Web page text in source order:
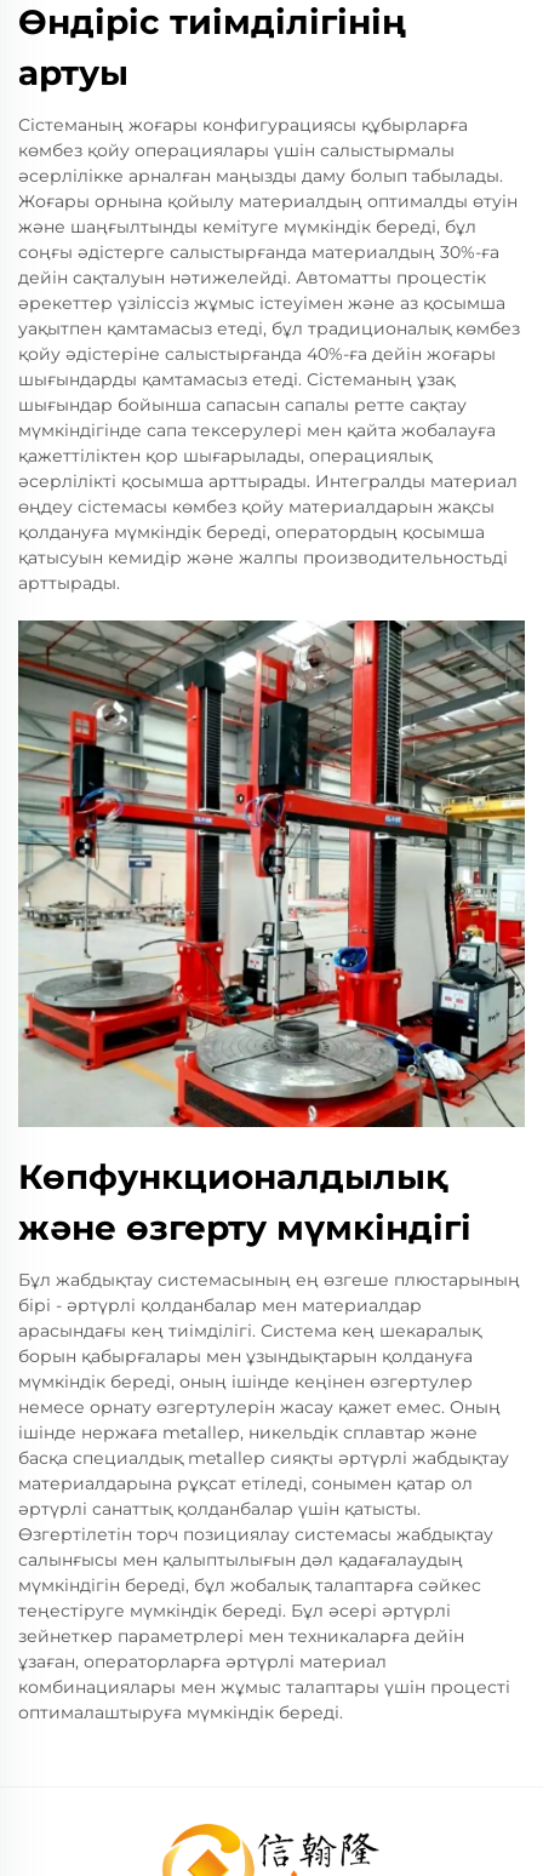
Өндіріс тиімділігінің
артуы
Сістеманың жоғары конфигурациясы құбырларға
көмбез қойу операциялары үшін салыстырмалы
әсерлілікке арналған маңызды даму болып табылады.
Жоғары орнына қойылу материалдың оптималды өтуін
және шаңғылтынды кемітуге мүмкіндік береді, бұл
соңғы әдістерге салыстырғанда материалдың 30%-ға
дейін сақталуын нәтижелейді. Автоматты процестік
әрекеттер үзіліссіз жұмыс істеуімен және аз қосымша
уақытпен қамтамасыз етеді, бұл традиционалық көмбез
қойу әдістеріне салыстырғанда 40%-ға дейін жоғары
шығындарды қамтамасыз етеді. Сістеманың ұзақ
шығындар бойынша сапасын сапалы ретте сақтау
мүмкіндігінде сапа тексерулері мен қайта жобалауға
қажеттіліктен қор шығарылады, операциялық
әсерлілікті қосымша арттырады. Интегралды материал
өңдеу сістемасы көмбез қойу материалдарын жақсы
қолдануға мүмкіндік береді, оператордың қосымша
қатысуын кемидір және жалпы производительностьді
арттырады.
Көпфункционалдылық
және өзгерту мүмкіндігі
Бұл жабдықтау системасының ең өзгеше плюстарының
бірі - әртүрлі қолданбалар мен материалдар
арасындағы кең тиімділігі. Система кең шекаралық
борын қабырғалары мен ұзындықтарын қолдануға
мүмкіндік береді, оның ішінде кеңінен өзгертулер
немесе орнату өзгертулерін жасау қажет емес. Оның
ішінде нержаға metallер, никельдік сплавтар және
басқа специалдық metallер сияқты әртүрлі жабдықтау
материалдарына рұқсат етіледі, сонымен қатар ол
әртүрлі санаттық қолданбалар үшін қатысты.
Өзгертілетін торч позициялау системасы жабдықтау
салынғысы мен қалыптылығын дәл қадағалаудың
мүмкіндігін береді, бұл жобалық талаптарға сәйкес
теңестіруге мүмкіндік береді. Бұл әсері әртүрлі
зейнеткер параметрлері мен техникаларға дейін
ұзаған, операторларға әртүрлі материал
комбинациялары мен жұмыс талаптары үшін процесті
оптималаштыруға мүмкіндік береді.